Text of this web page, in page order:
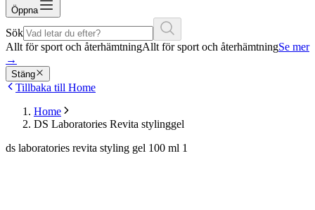
Öppna
Sök
Allt för sport och återhämtningAllt för sport och återhämtningSe mer
→
Stäng
Tillbaka till Home
Home
DS Laboratories Revita stylinggel
ds laboratories revita styling gel 100 ml 1